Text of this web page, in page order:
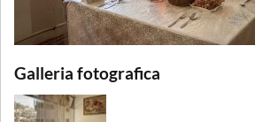
Galleria fotografica